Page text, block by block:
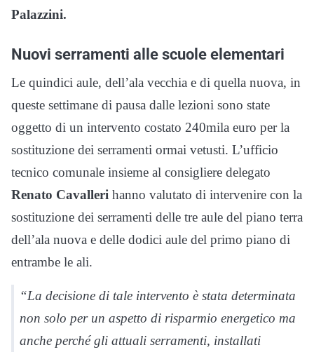
Palazzini.
Nuovi serramenti alle scuole elementari
Le quindici aule, dell’ala vecchia e di quella nuova, in
queste settimane di pausa dalle lezioni sono state
oggetto di un intervento costato 240mila euro per la
sostituzione dei serramenti ormai vetusti. L’ufficio
tecnico comunale insieme al consigliere delegato
Renato Cavalleri hanno valutato di intervenire con la
sostituzione dei serramenti delle tre aule del piano terra
dell’ala nuova e delle dodici aule del primo piano di
entrambe le ali.
“La decisione di tale intervento è stata determinata
non solo per un aspetto di risparmio energetico ma
anche perché gli attuali serramenti, installati